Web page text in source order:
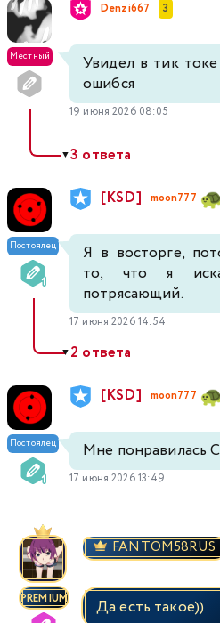
Местный
Denzi667 3
Увидел в тик
ошибся
19 июня 2026 08:05
▼3 ответа
Постоялец
[KSD] moon777
Я в восторге,
то, что я
потрясающий.
17 июня 2026 14:54
▼2 ответа
Постоялец
[KSD] moon777
Мне понравилась
17 июня 2026 13:49
PREMIUM
FANTOM58RUS
Да есть такое))